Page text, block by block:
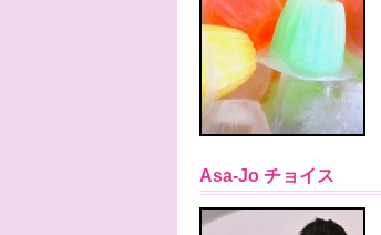
Asa-Jo チョイス